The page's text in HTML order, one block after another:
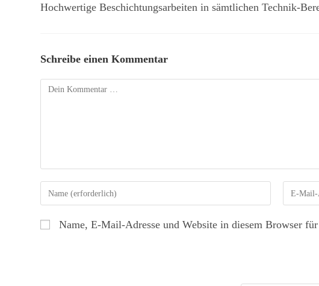
Hochwertige Beschichtungsarbeiten in sämtlichen Technik-
Schreibe einen Kommentar
Name, E-Mail-Adresse und Website in diesem Browser